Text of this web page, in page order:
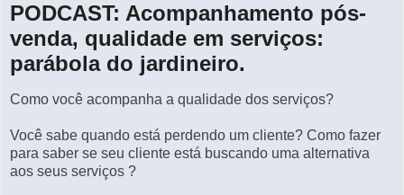
PODCAST: Acompanhamento pós-
venda, qualidade em serviços:
parábola do jardineiro.
Como você acompanha a qualidade dos serviços?
Você sabe quando está perdendo um cliente? Como fazer
para saber se seu cliente está buscando uma alternativa
aos seus serviços ?